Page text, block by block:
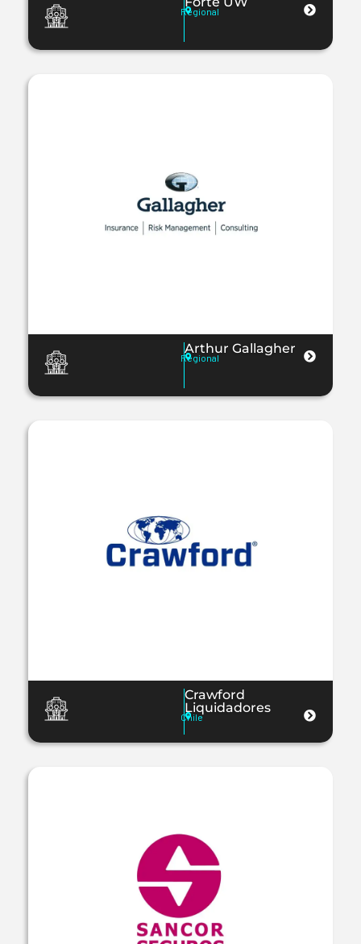
Regional
Arthur Gallagher
Regional
Crawford
Liquidadores
Chile